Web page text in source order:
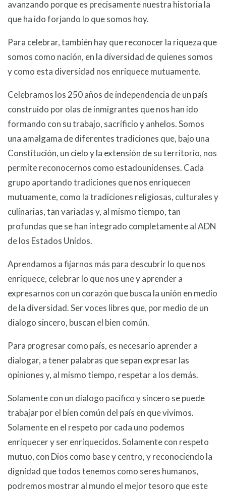
avanzando porque es precisamente nuestra historia la
que ha ido forjando lo que somos hoy.
Para celebrar, también hay que reconocer la riqueza que
somos como nación, en la diversidad de quienes somos
y como esta diversidad nos enriquece mutuamente.
Celebramos los 250 años de independencia de un país
construido por olas de inmigrantes que nos han ido
formando con su trabajo, sacrificio y anhelos. Somos
una amalgama de diferentes tradiciones que, bajo una
Constitución, un cielo y la extensión de su territorio, nos
permite reconocernos como estadounidenses. Cada
grupo aportando tradiciones que nos enriquecen
mutuamente, como la tradiciones religiosas, culturales y
culinarias, tan variadas y, al mismo tiempo, tan
profundas que se han integrado completamente al ADN
de los Estados Unidos.
Aprendamos a fijarnos más para descubrir lo que nos
enriquece, celebrar lo que nos une y aprender a
expresarnos con un corazón que busca la unión en medio
de la diversidad. Ser voces libres que, por medio de un
dialogo sincero, buscan el bien común.
Para progresar como país, es necesario aprender a
dialogar, a tener palabras que sepan expresar las
opiniones y, al mismo tiempo, respetar a los demás.
Solamente con un dialogo pacífico y sincero se puede
trabajar por el bien común del país en que vivimos.
Solamente en el respeto por cada uno podemos
enriquecer y ser enriquecidos. Solamente con respeto
mutuo, con Dios como base y centro, y reconociendo la
dignidad que todos tenemos como seres humanos,
podremos mostrar al mundo el mejor tesoro que este